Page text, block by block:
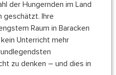
der Hungernden im Land
geschätzt. Ihre
Raum in Baracken
Unterricht mehr
zu denken – und dies in